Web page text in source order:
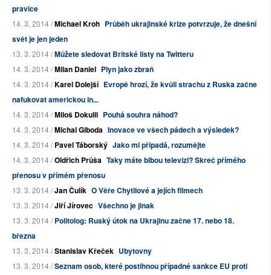
pravice
14. 3. 2014 /Michael Kroh Průběh ukrajinské krize potvrzuje, že dnešní
svět je jen jeden
13. 3. 2014 /Můžete sledovat Britské listy na Twitteru
14. 3. 2014 /Milan Daniel Plyn jako zbraň
14. 3. 2014 /Karel Dolejší Evropě hrozí, že kvůli strachu z Ruska začne
nafukovat americkou in...
14. 3. 2014 /Miloš Dokulil Pouhá souhra náhod?
14. 3. 2014 /Michal Giboda Inovace ve všech pádech a výsledek?
14. 3. 2014 /Pavel Táborský Jako mi připadá, rozumějte
14. 3. 2014 /Oldřich Průša Taky máte blbou televizi? Skreč přímého
přenosu v přímém přenosu
13. 3. 2014 /Jan Čulík O Věře Chytilové a jejích filmech
13. 3. 2014 /Jiří Jírovec Všechno je jinak
13. 3. 2014 /Politolog: Ruský útok na Ukrajinu začne 17. nebo 18.
března
13. 3. 2014 /Stanislav Křeček Ubytovny
13. 3. 2014 /Seznam osob, které postihnou případné sankce EU proti